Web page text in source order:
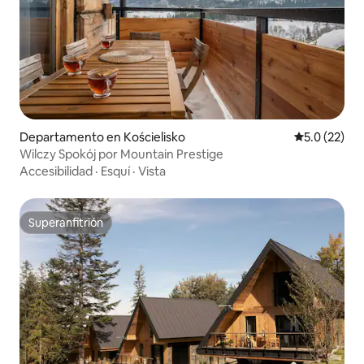
Departamento en Kościelisko Calificación
5.0 (22)
Wilczy Spokój por Mountain Prestige
Accesibilidad · Esquí· Vista
Superanfitrión
Superanfitrión